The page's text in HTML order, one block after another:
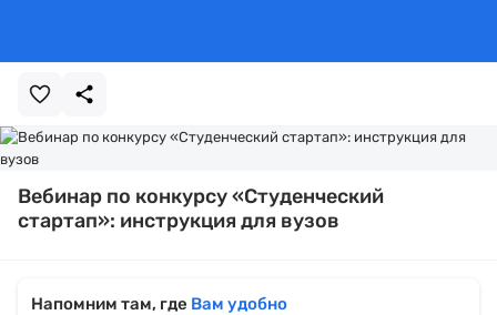
Вебинар по конкурсу «Студенческий
стартап»: инструкция для вузов
Напомним там, где Вам удобно